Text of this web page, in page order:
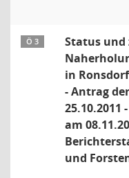
Ö 3
Status
in Ronsdorf
- Antrag
25.10.2011
am
und